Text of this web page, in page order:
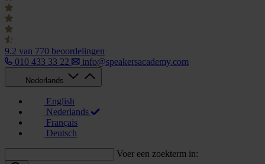
9.2 van 770 beoordelingen
010 433 33 22
info@speakersacademy.com
Nederlands
English
Nederlands
Français
Deutsch
Voer een zoekterm in: